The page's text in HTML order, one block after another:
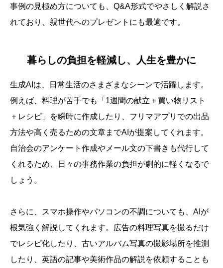
事例の見極め方についても、Q&A形式でやさしく解説さ
れており、親世代へのプレゼントにも最適です。
暮らしの負担を軽減し、人生を豊かに
生成AIは、日常生活のさまざまなシーンで活躍します。
例えば、料理が苦手でも「1週間の献立＋買い物リスト
＋レシピ」を瞬時に作成したり、フリマアプリでの出品
方法や高く売るための文章までAIが提案してくれます。
自治会のアンケート作成やメール文の下書きも代行して
くれるため、日々の事務作業の負担が劇的に軽くなるで
しょう。
さらに、スマホ操作やパソコンの不調についても、AIが
根気強く解説してくれます。広告の料理写真を撮るだけ
でレシピ化したり、古いアルバム写真の撮影場所を推測
したり、英語の記事や美術作品の解説を依頼することも